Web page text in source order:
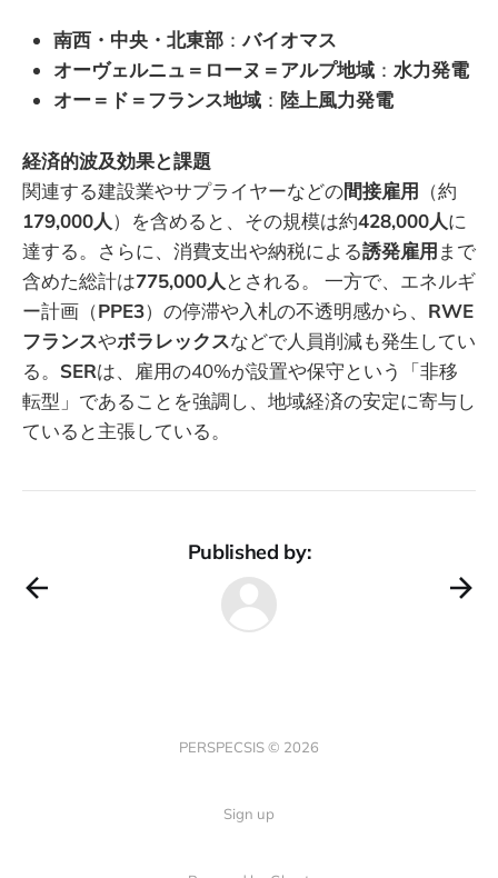
南西・中央・北東部 ：バイオマス
オーヴェルニュ＝ローヌ＝アルプ地域 ： 水力発電
オー＝ド＝フランス地域 ： 陸上風力発電
経済的波及効果と課題
関連する建設業やサプライヤーなどの間接雇用 （約
179,000人）を含めると、その規模は約428,000人に
達する。さらに、消費支出や納税による誘発雇用まで
含めた総計は775,000人 とされる。 一方で、エネルギ
ー計画（PPE3）の停滞や入札の不透明感から、 RWE
フランスやボラレックスなどで人員削減も発生してい
る。 SERは、雇用の40%が設置や保守という「非移
転型」であることを強調し、地域経済の安定に寄与し
ていると主張している。
Published by:
PERSPECSIS © 2026
Sign up